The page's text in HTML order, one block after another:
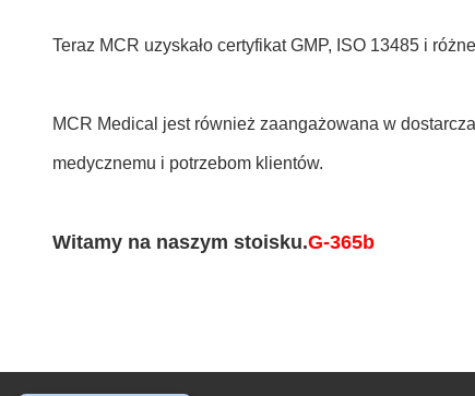
Teraz MCR uzyskało certyfikat GMP, ISO 13485 i
MCR Medical jest również zaangażowana w
medycznemu i potrzebom klientów.
Witamy na naszym stoisku.G-365b